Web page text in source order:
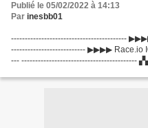
Publié le 05/02/2022 à 14:13
Par inesbb01
------------------------------------------
--------------------------- ▶▶▶▶ Race.io
--- ------------------------------------------